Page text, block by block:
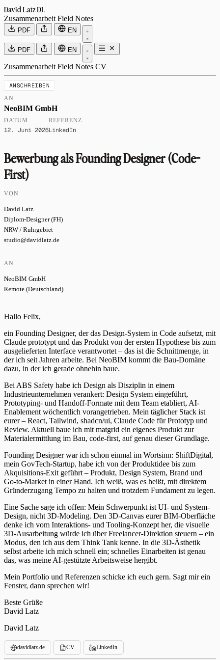
David LatzDL
Zusammenarbeit Field Notes
PDF EN
PDF EN
Zusammenarbeit Field Notes CV
ANSCHREIBEN
AN
NeoBIM GmbH
DATUM
12. Juni 2026
REFERENZ
LinkedIn
Bewerbung als Founding Designer (Code-
First)
VON
David Latz
Diplom-Designer (FH)
NRW / Ruhrgebiet
studio@davidlatz.de
AN
NeoBIM GmbH
Remote (Deutschland)
Hallo Felix,
ein Founding Designer, der das Design-System in Code aufsetzt, mit
Claude prototypt und das Produkt von der ersten Hypothese bis zum
ausgelieferten Interface verantwortet – das ist die Schnittmenge, in
der ich seit Jahren arbeite. Bei NeoBIM kommt die Bau-Domäne
dazu, in der ich gerade ohnehin baue.
Bei ABS Safety habe ich Design als Disziplin in einem
Industrieunternehmen verankert: Design System eingeführt,
Prototyping- und Handoff-Formate mit dem Team etabliert, AI-
Enablement wöchentlich vorangetrieben. Mein täglicher Stack ist
eurer – React, Tailwind, shadcn/ui, Claude Code für Prototyp und
Review. Aktuell baue ich mit matgrid ein eigenes Produkt zur
Materialermittlung im Bau, code-first, auf genau dieser Grundlage.
Founding Designer war ich schon einmal im Wortsinn: ShiftDigital,
mein GovTech-Startup, habe ich von der Produktidee bis zum
Akquisitions-Exit geführt – Produkt, Design System, Brand und
Go-to-Market in einer Hand. Ich weiß, was es heißt, mit direktem
Gründerzugang Tempo zu halten und trotzdem Fundament zu legen.
Eine Sache sage ich offen: Mein Schwerpunkt ist UI- und System-
Design, nicht 3D-Modeling. Den 3D-Canvas eurer BIM-Oberfläche
denke ich vom Interaktions- und Tooling-Konzept her, die visuelle
3D-Ausarbeitung würde ich über Freelancer-Direktion steuern – ein
Modus, den ich aus dem Think Tank kenne. In die 3D-Ästhetik
selbst arbeite ich mich schnell ein; schnelles Einarbeiten ist genau
das, was meine AI-gestützte Arbeitsweise hergibt.
Mein Portfolio und Referenzen schicke ich euch gern. Sagt mir ein
Fenster, dann sprechen wir!
Beste Grüße
David Latz
David Latz
davidlatz.de CV LinkedIn